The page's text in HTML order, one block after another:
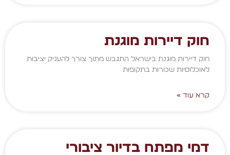
חוק דיירות מוגנת
חוק דיירות מוגנת בישראל התגבש מתוך צורך להעניק יציבות
לאוכלוסיות שכורות בתקופות
קרא עוד »
דמי מפתח בדיור ציבורי